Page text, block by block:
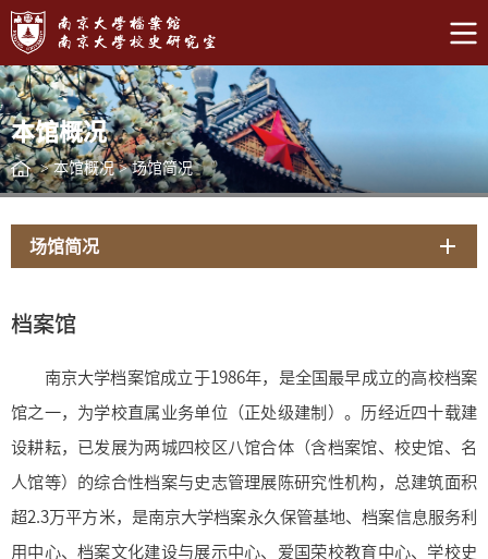
本馆概况
> 本馆概况 > 场馆简况
场馆简况
档案馆
南京大学档案馆成立于1986年，是全国最早成立的高校档案
馆之一，为学校直属业务单位（正处级建制）。历经近四十载建
设耕耘，已发展为两城四校区八馆合体（含档案馆、校史馆、名
人馆等）的综合性档案与史志管理展陈研究性机构，总建筑面积
超2.3万平方米，是南京大学档案永久保管基地、档案信息服务利
用中心、档案文化建设与展示中心、爱国荣校教育中心、学校史